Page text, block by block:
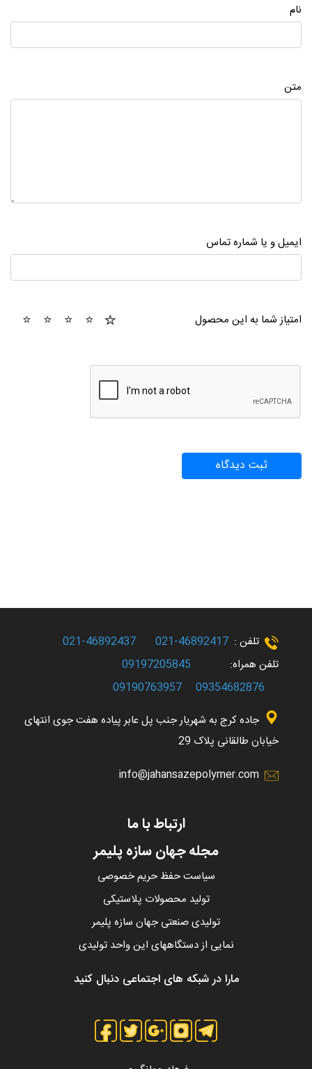
نام
متن
ایمیل و یا شماره تماس
امتیاز شما به این محصول 5
تلفن : 46892417-021
تلفن همراه:
09197205845
09354682876
09190763957
جاده کرج به شهریار جنب پل عابر پیاده هفت جوی انتهای
خیابان طالقانی پلاک 29
info@jahansazepolymer.com
ارتباط با ما
مجله جهان سازه پلیمر
سیاست حفظ حریم خصوصی
تولید محصولات پلاستیکی
تولیدی صنعتی جهان سازه پلیمر
نمایی از دستگاههای این واحد تولیدی
مارا در شبکه های اجتماعی دنبال کنید